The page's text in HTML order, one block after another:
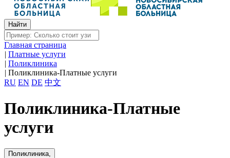
Главная страница
| Платные услуги
| Поликлиника
| Поликлиника-Платные услуги
RU EN DE 中文
Поликлиника-Платные
услуги
Поликлиника,